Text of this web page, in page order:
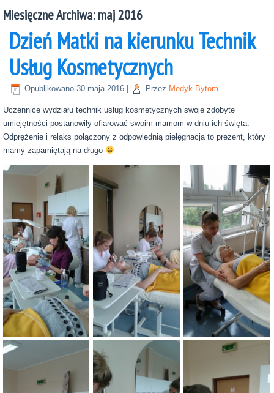
Miesięczne Archiwa:maj 2016
Dzień Matki na kierunku Technik
Usług Kosmetycznych
Opublikowano 30 maja 2016 Przez Medyk Bytom
Uczennice wydziału technik usług kosmetycznych swoje zdobyte
umiejętności postanowiły ofiarować swoim mamom w dniu ich święta.
Odprężenie i relaks połączony z odpowiednią pielęgnacją to prezent, który
mamy zapamiętają na długo